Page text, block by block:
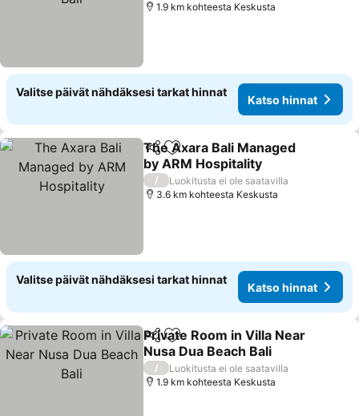
1.9 km kohteesta Keskusta
Valitse päivät nähdäksesi tarkat hinnat
Katso hinnat
Jaa Lisää suosikkeihin
The Axara Bali Managed
by ARM Hospitality
/
Luokitusta ei ole saatavilla
3.6 km kohteesta Keskusta
Valitse päivät nähdäksesi tarkat hinnat
Katso hinnat
Jaa Lisää suosikkeihin
Private Room in Villa Near
Nusa Dua Beach Bali
/
Luokitusta ei ole saatavilla
1.9 km kohteesta Keskusta